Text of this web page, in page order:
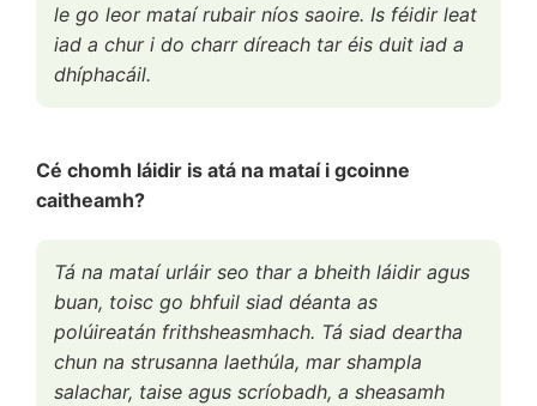
le go leor mataí rubair níos saoire. Is féidir leat
iad a chur i do charr díreach tar éis duit iad a
dhíphacáil.
Cé chomh láidir is atá na mataí i gcoinne
caitheamh?
Tá na mataí urláir seo thar a bheith láidir agus
buan, toisc go bhfuil siad déanta as
polúireatán frithsheasmhach. Tá siad deartha
chun na strusanna laethúla, mar shampla
salachar, taise agus scríobadh, a sheasamh